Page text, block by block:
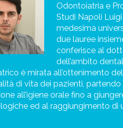
Odontoiatria e
Studi Napoli
medesima
due lauree
conferisce al
dell’ambito
è mirata all’ottenimento
di vita dei pazienti,
all’igiene orale fino a
ed al raggiungimento di